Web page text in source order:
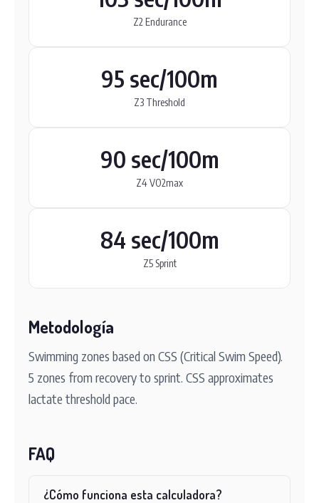
Z2 Endurance
95 sec/100m
Z3 Threshold
90 sec/100m
Z4 VO2max
84 sec/100m
Z5 Sprint
Metodología
Swimming zones based on CSS (Critical Swim Speed).
5 zones from recovery to sprint. CSS approximates
lactate threshold pace.
FAQ
¿Cómo funciona esta calculadora?